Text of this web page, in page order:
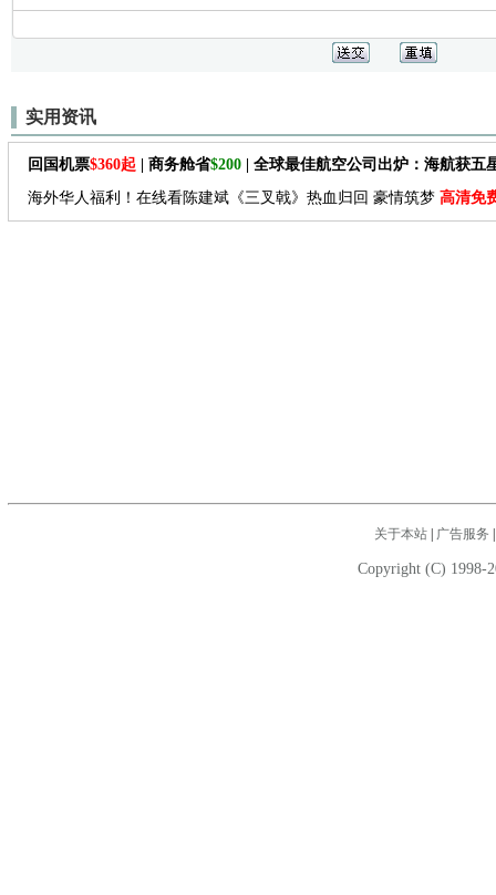
实用资讯
回国机票$360起 | 商务舱省$200 | 全球最佳航空公司出炉：海航获五
海外华人福利！在线看陈建斌《三叉戟》热血归回 豪情筑梦 高清免
关于本站| 广告服务
Copyright (C) 1998-